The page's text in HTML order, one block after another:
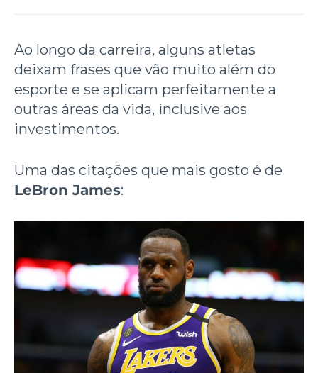
Ao longo da carreira, alguns atletas
deixam frases que vão muito além do
esporte e se aplicam perfeitamente a
outras áreas da vida, inclusive aos
investimentos.
Uma das citações que mais gosto é de
LeBron James: